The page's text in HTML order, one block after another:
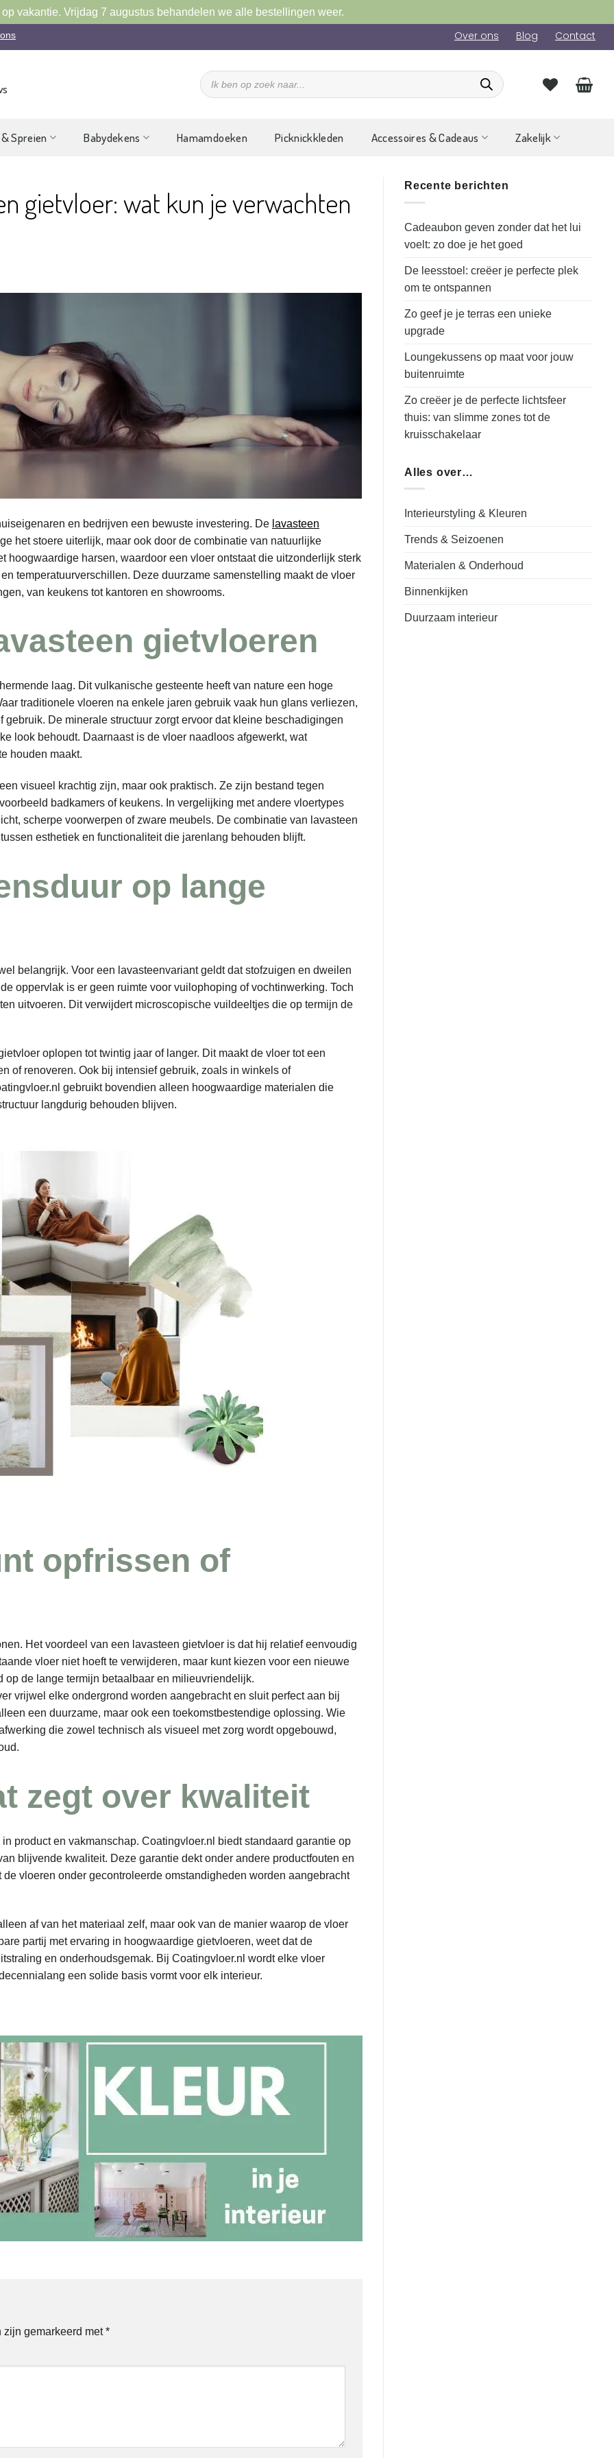
vakantie. Vrijdag 7 augustus behandelen we alle bestellingen weer.
Over ons Blog Contact
Producten
zoeken
Spreien Babydekens Hamamdoeken Picknickkleden Accessoires & Cadeaus Zakelijk
gietvloer: wat kun je verwachten
en bedrijven een bewuste investering. De lavasteen
het stoere uiterlijk, maar ook door de combinatie van natuurlijke
hoogwaardige harsen, waardoor een vloer ontstaat die uitzonderlijk sterk
temperatuurverschillen. Deze duurzame samenstelling maakt de vloer
van keukens tot kantoren en showrooms.
gietvloeren
laag. Dit vulkanische gesteente heeft van nature een hoge
traditionele vloeren na enkele jaren gebruik vaak hun glans verliezen,
De minerale structuur zorgt ervoor dat kleine beschadigingen
look behoudt. Daarnaast is de vloer naadloos afgewerkt, wat
houden maakt.
visueel krachtig zijn, maar ook praktisch. Ze zijn bestand tegen
badkamers of keukens. In vergelijking met andere vloertypes
scherpe voorwerpen of zware meubels. De combinatie van lavasteen
esthetiek en functionaliteit die jarenlang behouden blijft.
op lange
belangrijk. Voor een lavasteenvariant geldt dat stofzuigen en dweilen
oppervlak is er geen ruimte voor vuilophoping of vochtinwerking. Toch
uitvoeren. Dit verwijdert microscopische vuildeeltjes die op termijn de
oplopen tot twintig jaar of langer. Dit maakt de vloer tot een
of renoveren. Ook bij intensief gebruik, zoals in winkels of
gebruikt bovendien alleen hoogwaardige materialen die
langdurig behouden blijven.
opfrissen of
Het voordeel van een lavasteen gietvloer is dat hij relatief eenvoudig
vloer niet hoeft te verwijderen, maar kunt kiezen voor een nieuwe
de lange termijn betaalbaar en milieuvriendelijk.
vrijwel elke ondergrond worden aangebracht en sluit perfect aan bij
een duurzame, maar ook een toekomstbestendige oplossing. Wie
die zowel technisch als visueel met zorg wordt opgebouwd,
zegt over kwaliteit
product en vakmanschap. Coatingvloer.nl biedt standaard garantie op
blijvende kwaliteit. Deze garantie dekt onder andere productfouten en
vloeren onder gecontroleerde omstandigheden worden aangebracht
af van het materiaal zelf, maar ook van de manier waarop de vloer
partij met ervaring in hoogwaardige gietvloeren, weet dat de
en onderhoudsgemak. Bij Coatingvloer.nl wordt elke vloer
een solide basis vormt voor elk interieur.
zijn gemarkeerd met*
Recente berichten
Cadeaubon geven zonder dat het lui
voelt: zo doe je het goed
De leesstoel: creëer je perfecte plek
om te ontspannen
Zo geef je je terras een unieke
upgrade
Loungekussens op maat voor jouw
buitenruimte
Zo creëer je de perfecte lichtsfeer
thuis: van slimme zones tot de
kruisschakelaar
Alles over…
Interieurstyling & Kleuren
Trends & Seizoenen
Materialen & Onderhoud
Binnenkijken
Duurzaam interieur